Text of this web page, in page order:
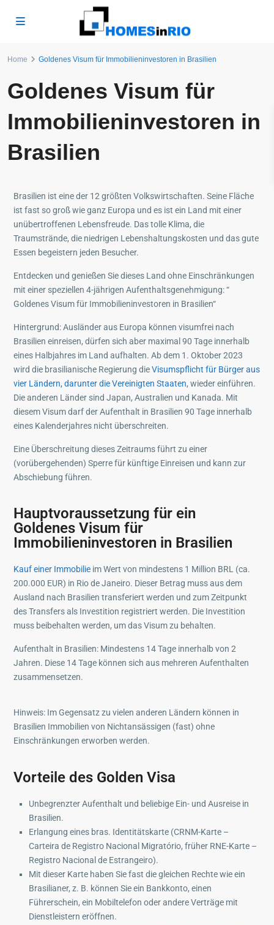
Home Goldenes Visum für Immobilieninvestoren in Brasilien
Goldenes Visum für
Immobilieninvestoren in
Brasilien
Brasilien ist eine der 12 größten Volkswirtschaften. Seine Fläche
ist fast so groß wie ganz Europa und es ist ein Land mit einer
unübertroffenen Lebensfreude. Das tolle Klima, die
Traumstrände, die niedrigen Lebenshaltungskosten und das gute
Essen begeistern jeden Besucher.
Entdecken und genießen Sie dieses Land ohne Einschränkungen
mit einer speziellen 4-jährigen Aufenthaltsgenehmigung: “
Goldenes Visum für Immobilieninvestoren in Brasilien“
Hintergrund: Ausländer aus Europa können visumfrei nach
Brasilien einreisen, dürfen sich aber maximal 90 Tage innerhalb
eines Halbjahres im Land aufhalten. Ab dem 1. Oktober 2023
wird die brasilianische Regierung dieVisumspflicht für Bürger aus
vier Ländern, darunter die Vereinigten Staaten, wieder einführen.
Die anderen Länder sind Japan, Australien und Kanada. Mit
diesem Visum darf der Aufenthalt in Brasilien 90 Tage innerhalb
eines Kalenderjahres nicht überschreiten.
Eine Überschreitung dieses Zeitraums führt zu einer
(vorübergehenden) Sperre für künftige Einreisen und kann zur
Abschiebung führen.
Hauptvoraussetzung für ein
Goldenes Visum für
Immobilieninvestoren in Brasilien
Kauf einer Immobilie im Wert von mindestens 1 Million BRL (ca.
200.000 EUR) in Rio de Janeiro. Dieser Betrag muss aus dem
Ausland nach Brasilien transferiert werden und zum Zeitpunkt
des Transfers als Investition registriert werden. Die Investition
muss beibehalten werden, um das Visum zu behalten.
Aufenthalt in Brasilien: Mindestens 14 Tage innerhalb von 2
Jahren. Diese 14 Tage können sich aus mehreren Aufenthalten
zusammensetzen.
Hinweis: Im Gegensatz zu vielen anderen Ländern können in
Brasilien Immobilien von Nichtansässigen (fast) ohne
Einschränkungen erworben werden.
Vorteile des Golden Visa
Unbegrenzter Aufenthalt und beliebige Ein- und Ausreise in
Brasilien.
Erlangung eines bras. Identitätskarte (CRNM-Karte –
Carteira de Registro Nacional Migratório, früher RNE-Karte –
Registro Nacional de Estrangeiro).
Mit dieser Karte haben Sie fast die gleichen Rechte wie ein
Brasilianer, z. B. können Sie ein Bankkonto, einen
Führerschein, ein Mobiltelefon oder andere Verträge mit
Dienstleistern eröffnen.